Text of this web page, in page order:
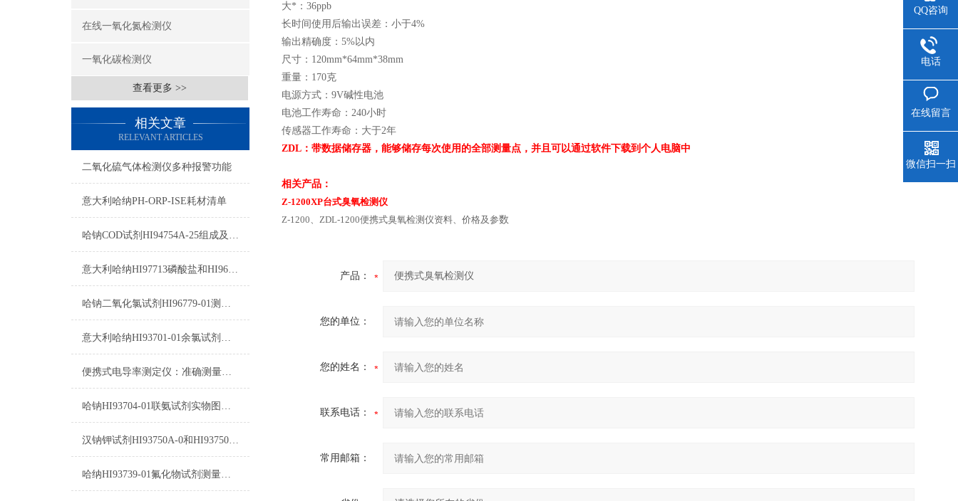
在线一氧化氮检测仪
一氧化碳检测仪
查看更多 >>
相关文章
RELEVANT ARTICLES
二氧化硫气体检测仪多种报警功能
意大利哈纳PH-ORP-ISE耗材清单
哈钠COD试剂HI94754A-25组成及测量范围
意大利哈纳HI97713磷酸盐和HI96713磷酸盐的区别
哈钠二氧化氯试剂HI96779-01测量原理及测量范围
意大利哈纳HI93701-01余氯试剂详细参数及测量原理
便携式电导率测定仪：准确测量水质电导率，保障饮用水安全与健康
哈钠HI93704-01联氨试剂实物图及测量原理操作方法
汉钠钾试剂HI93750A-0和HI93750B-0使用指南
哈纳HI93739-01氟化物试剂测量范围/原理/使用说明
大*：36ppb
长时间使用后输出误差：小于4%
输出精确度：5%以内
尺寸：120mm*64mm*38mm
重量：170克
电源方式：9V碱性电池
电池工作寿命：240小时
传感器工作寿命：大于2年
ZDL：带数据储存器，能够储存每次使用的全部测量点，并且可以通过软件下载到个人电脑中
相关产品：
Z-1200XP台式臭氧检测仪
Z-1200、ZDL-1200便携式臭氧检测仪资料、价格及参数
产品：
您的单位：
您的姓名：
联系电话：
常用邮箱：
QQ咨询
电话
在线留言
微信扫一扫